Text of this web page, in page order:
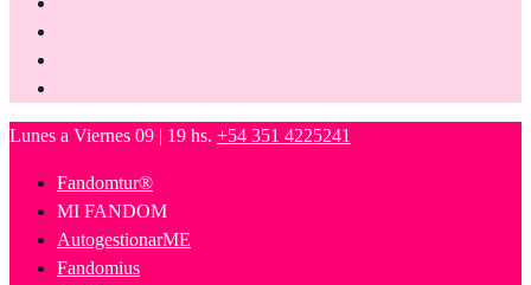
Lunes a Viernes 09 | 19 hs. +54 351 4225241
Fandomtur®
MI FANDOM
AutogestionarME
Fandomius